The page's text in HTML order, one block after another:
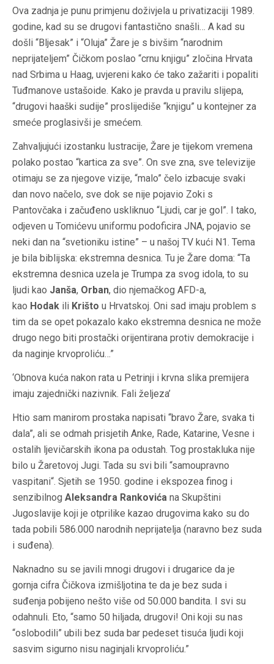
Ova zadnja je punu primjenu doživjela u privatizaciji 1989.
godine, kad su se drugovi fantastično snašli… A kad su
došli “Bljesak” i “Oluja” Žare je s bivšim “narodnim
neprijateljem” Čičkom poslao “crnu knjigu” zločina Hrvata
nad Srbima u Haag, uvjereni kako će tako zažariti i popaliti
Tuđmanove ustašoide. Kako je pravda u pravilu slijepa,
“drugovi haaški sudije” proslijediše “knjigu” u kontejner za
smeće proglasivši je smećem.
Zahvaljujući izostanku lustracije, Žare je tijekom vremena
polako postao “kartica za sve”. On sve zna, sve televizije
otimaju se za njegove vizije, “malo” čelo izbacuje svaki
dan novo načelo, sve dok se nije pojavio Zoki s
Pantovčaka i začuđeno uskliknuo “Ljudi, car je gol”. I tako,
odjeven u Tomićevu uniformu podoficira JNA, pojavio se
neki dan na “svetioniku istine” – u našoj TV kući N1. Tema
je bila biblijska: ekstremna desnica. Tu je Žare doma: “Ta
ekstremna desnica uzela je Trumpa za svog idola, to su
ljudi kao Janša, Orban, dio njemačkog AFD-a,
kao Hodak ili Krišto u Hrvatskoj. Oni sad imaju problem s
tim da se opet pokazalo kako ekstremna desnica ne može
drugo nego biti prostački orijentirana protiv demokracije i
da naginje krvoproliću…”
‘Obnova kuća nakon rata u Petrinji i krvna slika premijera
imaju zajednički nazivnik. Fali željeza’
Htio sam manirom prostaka napisati “bravo Žare, svaka ti
dala”, ali se odmah prisjetih Anke, Rade, Katarine, Vesne i
ostalih ljevičarskih ikona pa odustah. Tog prostakluka nije
bilo u Žaretovoj Jugi. Tada su svi bili “samoupravno
vaspitani“. Sjetih se 1950. godine i ekspozea finog i
senzibilnog Aleksandra Rankovića na Skupštini
Jugoslavije koji je otprilike kazao drugovima kako su do
tada pobili 586.000 narodnih neprijatelja (naravno bez suda
i suđena).
Naknadno su se javili mnogi drugovi i drugarice da je
gornja cifra Čičkova izmišljotina te da je bez suda i
suđenja pobijeno nešto više od 50.000 bandita. I svi su
odahnuli. Eto, “samo 50 hiljada, drugovi! Oni koji su nas
“oslobodili” ubili bez suda bar pedeset tisuća ljudi koji
sasvim sigurno nisu naginjali krvoproliću.”